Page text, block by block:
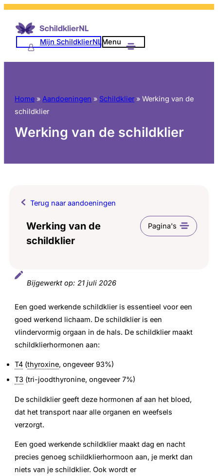
Mijn SchildklierNLMenu
Home »Aandoeningen » Schildklier »Werking van de
schildklier
Werking van de schildklier
Bijgewerkt op: 21 juli 2026
Een goed werkende schildklier is essentieel voor een
goed werkend lichaam. De schildklier is een
vlindervormig orgaan in de hals. De schildklier maakt
schildklierhormonen aan:
T4 (thyroxine, ongeveer 93%)
T3 (tri-joodthyronine, ongeveer 7%)
De schildklier geeft deze hormonen af aan het bloed,
dat het transport naar alle organen en weefsels
verzorgt.
Een goed werkende schildklier maakt dag en nacht
precies genoeg schildklierhormoon aan, je merkt dan
niets van je schildklier. Ook wordt er
Terug naar aandoeningen
Werking van de
schildklier
Jodiumtabletten als voorzorgsmaatregel